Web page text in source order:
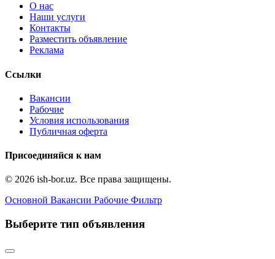
О нас
Наши услуги
Контакты
Разместить объявление
Реклама
Ссылки
Вакансии
Рабочие
Условия использования
Публичная оферта
Присоединяйся к нам
© 2026 ish-bor.uz. Все права защищены.
Основной Вакансии Рабочие Фильтр
Выберите тип объявления